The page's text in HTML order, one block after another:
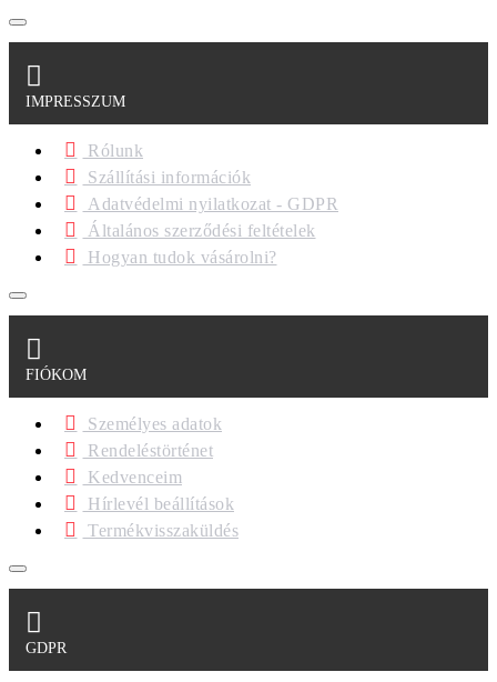
IMPRESSZUM
Rólunk
Szállítási információk
Adatvédelmi nyilatkozat - GDPR
Általános szerződési feltételek
Hogyan tudok vásárolni?
FIÓKOM
Személyes adatok
Rendeléstörténet
Kedvenceim
Hírlevél beállítások
Termékvisszaküldés
GDPR